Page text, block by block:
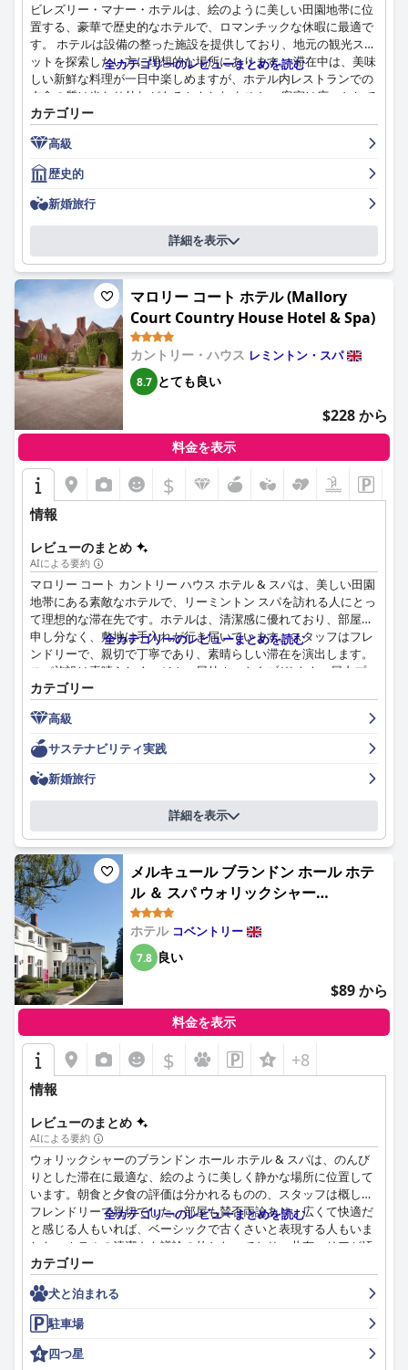
ビレズリー・マナー・ホテルは、絵のように美しい田園地帯に位
置する、豪華で歴史的なホテルで、ロマンチックな休暇に最適で
す。 ホテルは設備の整った施設を提供しており、地元の観光スポ
ットを探索したい方に理想的な場所にあります。 滞在中は、美味
しい新鮮な料理が一日中楽しめますが、ホテル内レストランでの
夕食の質は当たり外れがあるかもしれません。 客室は広々として
快適ですが、騒音や清潔さに関して軽微な問題を経験したゲスト
もいます。 スタッフはフレンドリーで親切で、多くのレビュー担
当者が彼らのプロ意識と親切さを高く評価しています。 スパとプ
ールは賛否両論ありますが、多くのゲストがそれでも利用を楽し
んでいます。 全体として、ビレズリー・マナー・ホテルは、美し
い環境の中で豪華で快適な体験を提供する、非常に優れた滞在場
全カテゴリーのレビューまとめを読む
カテゴリー
高級
歴史的
新婚旅行
詳細を表示
マロリー コート ホテル (Mallory
Court Country House Hotel & Spa)
カントリー・ハウス レミントン・スパ
8.7 とても良い
$228 から
料金を表示
$
情報
レビューのまとめ
AIによる要約
マロリー コート カントリー ハウス ホテル & スパは、美しい田園
地帯にある素敵なホテルで、リーミントン スパを訪れる人にとっ
て理想的な滞在先です。ホテルは、清潔感に優れており、部屋は
申し分なく、敷地は手入れが行き届いています。スタッフはフレ
ンドリーで、親切で丁寧であり、素晴らしい滞在を演出します。
スパ施設は素晴らしく、ジム、屋外ホットタブ/サウナ、屋内プー
ル、スチームルームがあります。ホテルは、日常生活の喧騒から
逃れるのに最適な場所であり、高級な会場での贅沢な一泊旅行の
ように感じられます。ただし、ホテルのディナー体験は、レスト
ランのある面を気に入る人もいれば、嫌う人もいるなど、意見が
分かれるようです。さらに、ホテルは犬に優しいと謳っています
が、一部の宿泊客は、その点において不十分だと感じています。
全カテゴリーのレビューまとめを読む
カテゴリー
高級
サステナビリティ実践
新婚旅行
詳細を表示
メルキュール ブランドン ホール ホテ
ル ＆ スパ ウォリックシャー
(Brandon Hall Hotel & Spa
Warwickshire)
ホテル コベントリー
7.8 良い
$89 から
料金を表示
$ +8
情報
レビューのまとめ
AIによる要約
ウォリックシャーのブランドン ホール ホテル & スパは、のんび
りとした滞在に最適な、絵のように美しく静かな場所に位置して
います。朝食と夕食の評価は分かれるものの、スタッフは概して
フレンドリーで親切でした。部屋も賛否両論あり、広くて快適だ
と感じる人もいれば、ベーシックで古くさいと表現する人もいま
した。ホテルの清潔さも議論の的となっており、共有エリアが汚
れていたり、バスルームが不潔だったりすると報告する人もいま
した。スパ施設も当たり外れがあり、楽しむ人もいれば、時代遅
れだと感じる人もいました。しかし、このホテルはペットフレン
ドリーで、豊富な駐車場があり、毛皮で覆われた友人や車で旅行
する人に最適です。全体として、ホテルは価格に見合ったものと
考えられていますが、4つ星のスパホテルの基準を満たすために
全カテゴリーのレビューまとめを読む
カテゴリー
犬と泊まれる
駐車場
四つ星